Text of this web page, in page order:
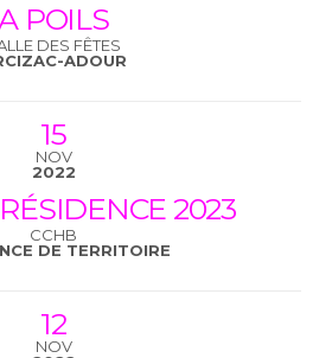
POILS
DES FÊTES
ADOUR
15
NOV
2022
2023
CCHB
DE TERRITOIRE
12
NOV